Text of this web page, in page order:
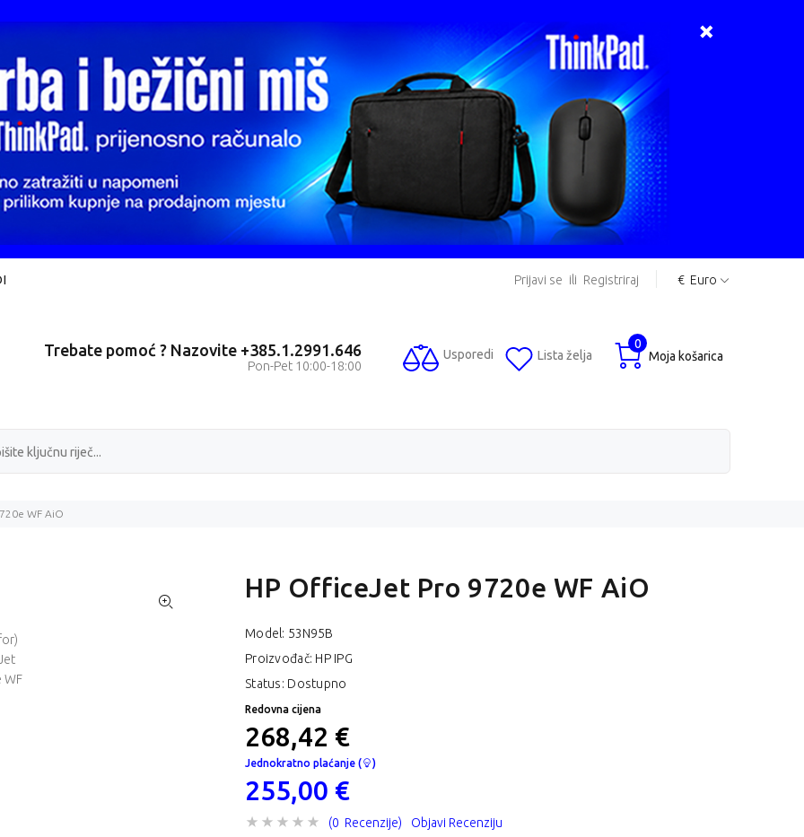
Prijavi se ili Registriraj € Euro
Trebate pomoć ? Nazovite +385.1.2991.646
Pon-Pet 10:00-18:00
Usporedi Lista želja Moja košarica
0
WF AiO
HP OfficeJet Pro 9720e WF AiO
Model: 53N95B
Proizvođač: HP IPG
Status: Dostupno
Redovna cijena
268,42 €
Jednokratno plaćanje ( )
255,00 €
(0 Recenzije) Objavi Recenziju